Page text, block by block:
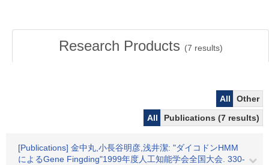
Research Products (7 results)
All
Other
All
Publications (7 results)
[Publications] 金中丸,小長谷明彦,浅井潔: "ダイコドンHMM
によるGene Fingding"1999年度人工知能学会全国大会. 330-